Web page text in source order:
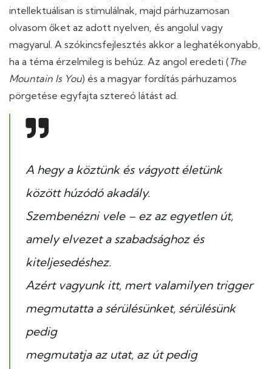
intellektuálisan is stimulálnak, majd párhuzamosan
olvasom őket az adott nyelven, és angolul vagy
magyarul. A szókincsfejlesztés akkor a leghatékonyabb,
ha a téma érzelmileg is behúz. Az angol eredeti (The
Mountain Is You) és a magyar fordítás párhuzamos
pörgetése egyfajta sztereó látást ad.
A hegy a köztünk és vágyott életünk
között húzódó akadály.
Szembenézni vele – ez az egyetlen út,
amely elvezet a szabadsághoz és
kiteljesedéshez.
Azért vagyunk itt, mert valamilyen trigger
megmutatta a sérülésünket, sérülésünk
pedig
megmutatja az utat, az út pedig